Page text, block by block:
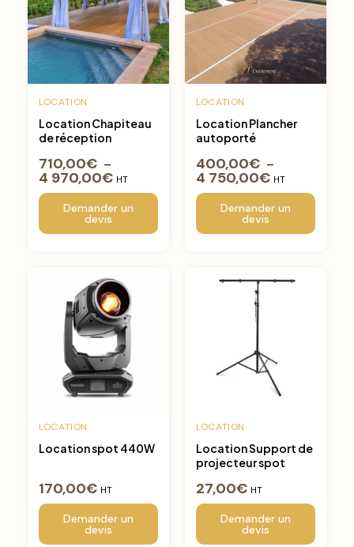
LOCATION
Location Chapiteau
de réception
710,00€ –
4 970,00€ HT
Demander un
devis
LOCATION
Location Plancher
autoporté
400,00€ –
4 750,00€ HT
Demander un
devis
LOCATION
Location spot 440W
170,00€ HT
Demander un
devis
LOCATION
Location Support de
projecteur spot
27,00€ HT
Demander un
devis